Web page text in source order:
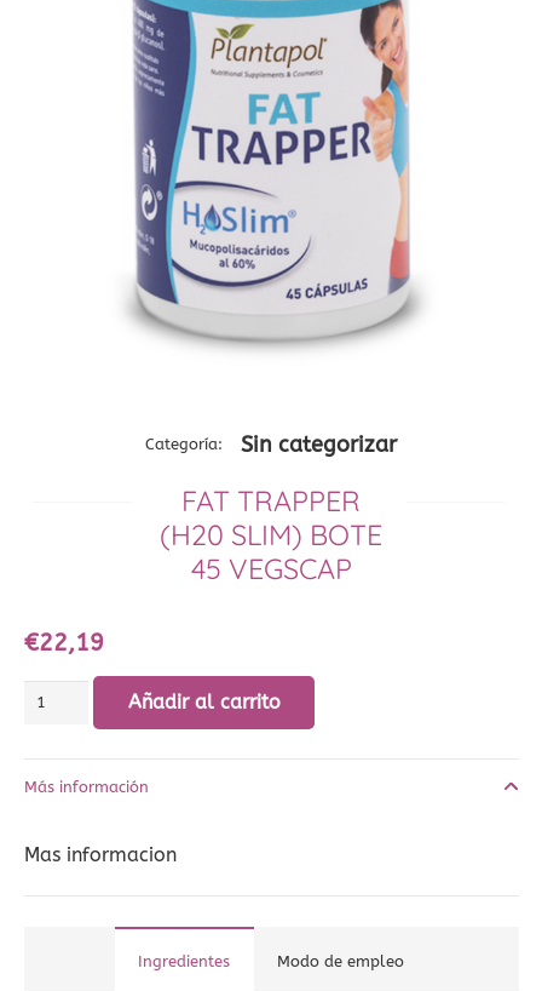
Categoría: Sin categorizar
FAT TRAPPER
(H20 SLIM) BOTE
45 VEGSCAP
€22,19
Fat
slim)
45
Añadir al carrito
Más información
Mas informacion
Ingredientes Modo de empleo